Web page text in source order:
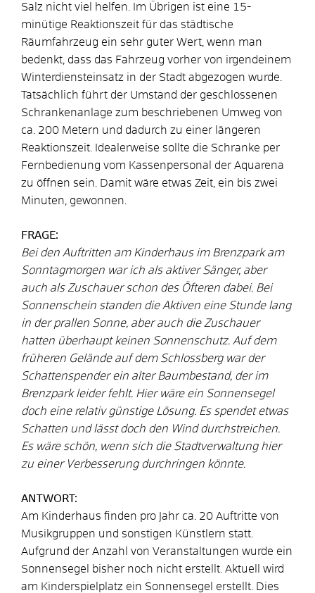
Salz nicht viel helfen. Im Übrigen ist eine 15-
minütige Reaktionszeit für das städtische
Räumfahrzeug ein sehr guter Wert, wenn man
bedenkt, dass das Fahrzeug vorher von irgendeinem
Winterdiensteinsatz in der Stadt abgezogen wurde.
Tatsächlich führt der Umstand der geschlossenen
Schrankenanlage zum beschriebenen Umweg von
ca. 200 Metern und dadurch zu einer längeren
Reaktionszeit. Idealerweise sollte die Schranke per
Fernbedienung vom Kassenpersonal der Aquarena
zu öffnen sein. Damit wäre etwas Zeit, ein bis zwei
Minuten, gewonnen.
FRAGE:
Bei den Auftritten am Kinderhaus im Brenzpark am
Sonntagmorgen war ich als aktiver Sänger, aber
auch als Zuschauer schon des Öfteren dabei. Bei
Sonnenschein standen die Aktiven eine Stunde lang
in der prallen Sonne, aber auch die Zuschauer
hatten überhaupt keinen Sonnenschutz. Auf dem
früheren Gelände auf dem Schlossberg war der
Schattenspender ein alter Baumbestand, der im
Brenzpark leider fehlt. Hier wäre ein Sonnensegel
doch eine relativ günstige Lösung. Es spendet etwas
Schatten und lässt doch den Wind durchstreichen.
Es wäre schön, wenn sich die Stadtverwaltung hier
zu einer Verbesserung durchringen könnte.
ANTWORT:
Am Kinderhaus finden pro Jahr ca. 20 Auftritte von
Musikgruppen und sonstigen Künstlern statt.
Aufgrund der Anzahl von Veranstaltungen wurde ein
Sonnensegel bisher noch nicht erstellt. Aktuell wird
am Kinderspielplatz ein Sonnensegel erstellt. Dies